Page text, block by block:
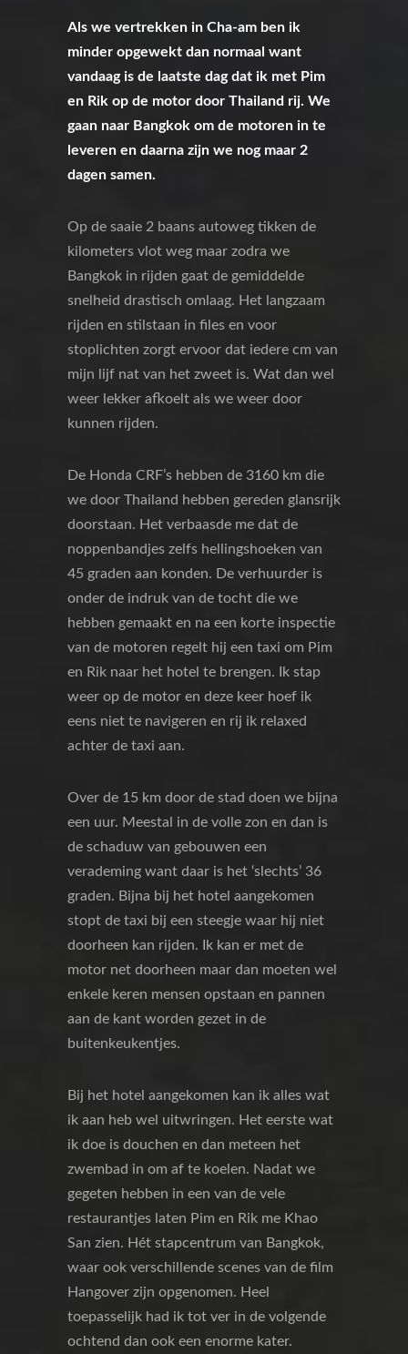
Als we vertrekken in Cha-am ben ik
minder opgewekt dan normaal want
vandaag is de laatste dag dat ik met Pim
en Rik op de motor door Thailand rij. We
gaan naar Bangkok om de motoren in te
leveren en daarna zijn we nog maar 2
dagen samen.
Op de saaie 2 baans autoweg tikken de
kilometers vlot weg maar zodra we
Bangkok in rijden gaat de gemiddelde
snelheid drastisch omlaag. Het langzaam
rijden en stilstaan in files en voor
stoplichten zorgt ervoor dat iedere cm van
mijn lijf nat van het zweet is. Wat dan wel
weer lekker afkoelt als we weer door
kunnen rijden.
De Honda CRF’s hebben de 3160 km die
we door Thailand hebben gereden glansrijk
doorstaan. Het verbaasde me dat de
noppenbandjes zelfs hellingshoeken van
45 graden aan konden. De verhuurder is
onder de indruk van de tocht die we
hebben gemaakt en na een korte inspectie
van de motoren regelt hij een taxi om Pim
en Rik naar het hotel te brengen. Ik stap
weer op de motor en deze keer hoef ik
eens niet te navigeren en rij ik relaxed
achter de taxi aan.
Over de 15 km door de stad doen we bijna
een uur. Meestal in de volle zon en dan is
de schaduw van gebouwen een
verademing want daar is het ‘slechts’ 36
graden. Bijna bij het hotel aangekomen
stopt de taxi bij een steegje waar hij niet
doorheen kan rijden. Ik kan er met de
motor net doorheen maar dan moeten wel
enkele keren mensen opstaan en pannen
aan de kant worden gezet in de
buitenkeukentjes.
Bij het hotel aangekomen kan ik alles wat
ik aan heb wel uitwringen. Het eerste wat
ik doe is douchen en dan meteen het
zwembad in om af te koelen. Nadat we
gegeten hebben in een van de vele
restaurantjes laten Pim en Rik me Khao
San zien. Hét stapcentrum van Bangkok,
waar ook verschillende scenes van de film
Hangover zijn opgenomen. Heel
toepasselijk had ik tot ver in de volgende
ochtend dan ook een enorme kater.